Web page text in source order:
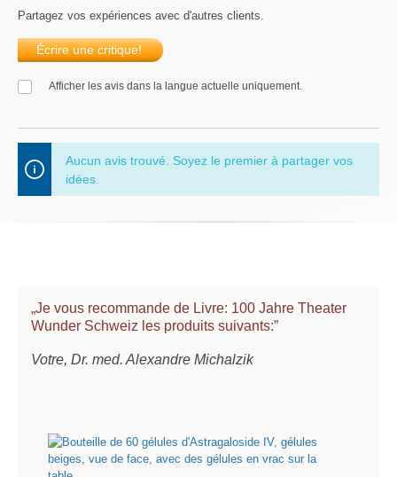
Partagez vos expériences avec d'autres clients.
Écrire une critique!
Afficher les avis dans la langue actuelle uniquement.
Aucun avis trouvé. Soyez le premier à partager vos
idées.
„Je vous recommande de Livre: 100 Jahre Theater
Wunder Schweiz les produits suivants:”
Votre, Dr. med. Alexandre Michalzik